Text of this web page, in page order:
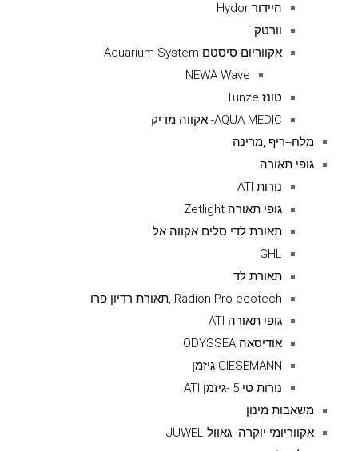
היידור Hydor
וורטק
אקווריום סיסטם Aquarium System
NEWA Wave
טונז Tunze
AQUA MEDIC- אקווה מדיק
מלח--ריף ,מרינה
גופי תאורה
נורות ATI
גופי תאורה Zetlight
תאורת לדי סלים אקווה אל
GHL
תאורת לד
Radion Pro ecotech ,תאורת רדיון פרו
גופי תאורה ATI
אודיסאה ODYSSEA
GIESEMANN גיזמן
נורות טי 5 -גיזמן ATI
משאבות מינון
אקווריומי יוקרה- גאוול JUWEL